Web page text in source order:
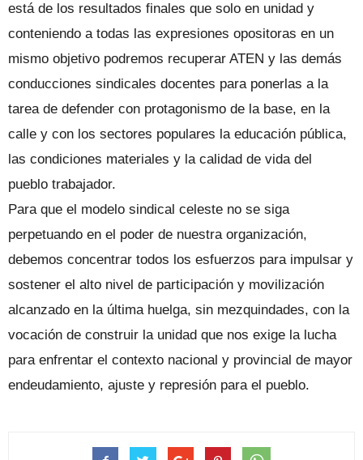
está de los resultados finales que solo en unidad y
conteniendo a todas las expresiones opositoras en un
mismo objetivo podremos recuperar ATEN y las demás
conducciones sindicales docentes para ponerlas a la
tarea de defender con protagonismo de la base, en la
calle y con los sectores populares la educación pública,
las condiciones materiales y la calidad de vida del
pueblo trabajador.
Para que el modelo sindical celeste no se siga
perpetuando en el poder de nuestra organización,
debemos concentrar todos los esfuerzos para impulsar y
sostener el alto nivel de participación y movilización
alcanzado en la última huelga, sin mezquindades, con la
vocación de construir la unidad que nos exige la lucha
para enfrentar el contexto nacional y provincial de mayor
endeudamiento, ajuste y represión para el pueblo.